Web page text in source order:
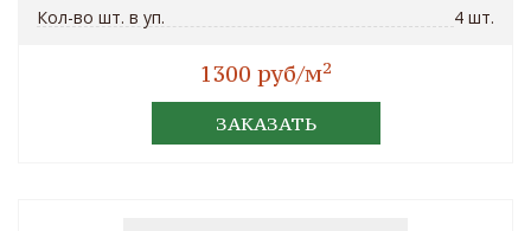
Кол-во шт. в уп.
4 шт.
1300 руб/м2
ЗАКАЗАТЬ